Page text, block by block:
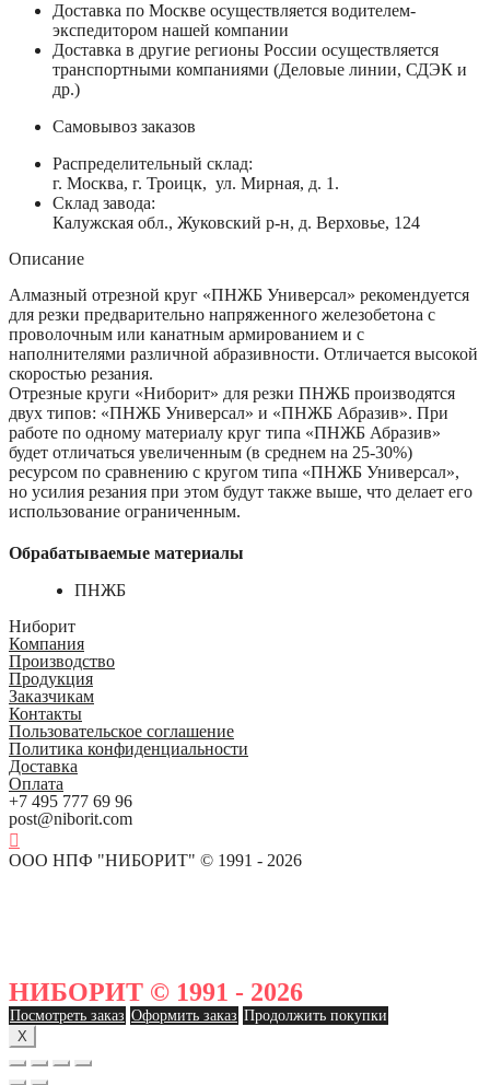
Доставка по Москве осуществляется водителем-
экспедитором нашей компании
Доставка в другие регионы России осуществляется
транспортными компаниями (Деловые линии, СДЭК и
др.)
Самовывоз заказов
Распределительный склад:
г. Москва, г. Троицк, ул. Мирная, д. 1.
Склад завода:
Калужская обл., Жуковский р-н, д. Верховье, 124
Описание
Алмазный отрезной круг «ПНЖБ Универсал» рекомендуется
для резки предварительно напряженного железобетона с
проволочным или канатным армированием и с
наполнителями различной абразивности. Отличается высокой
скоростью резания.
Отрезные круги «Ниборит» для резки ПНЖБ производятся
двух типов: «ПНЖБ Универсал» и «ПНЖБ Абразив». При
работе по одному материалу круг типа «ПНЖБ Абразив»
будет отличаться увеличенным (в среднем на 25-30%)
ресурсом по сравнению с кругом типа «ПНЖБ Универсал»,
но усилия резания при этом будут также выше, что делает его
использование ограниченным.
Обрабатываемые материалы
ПНЖБ
Ниборит
Компания
Производство
Продукция
Заказчикам
Контакты
Пользовательское соглашение
Политика конфиденциальности
Доставка
Оплата
+7 495 777 69 96
post@niborit.com
ООО НПФ "НИБОРИТ" © 1991 - 2026
НИБОРИТ © 1991 - 2026
Посмотреть заказ Оформить заказ Продолжить покупки
X